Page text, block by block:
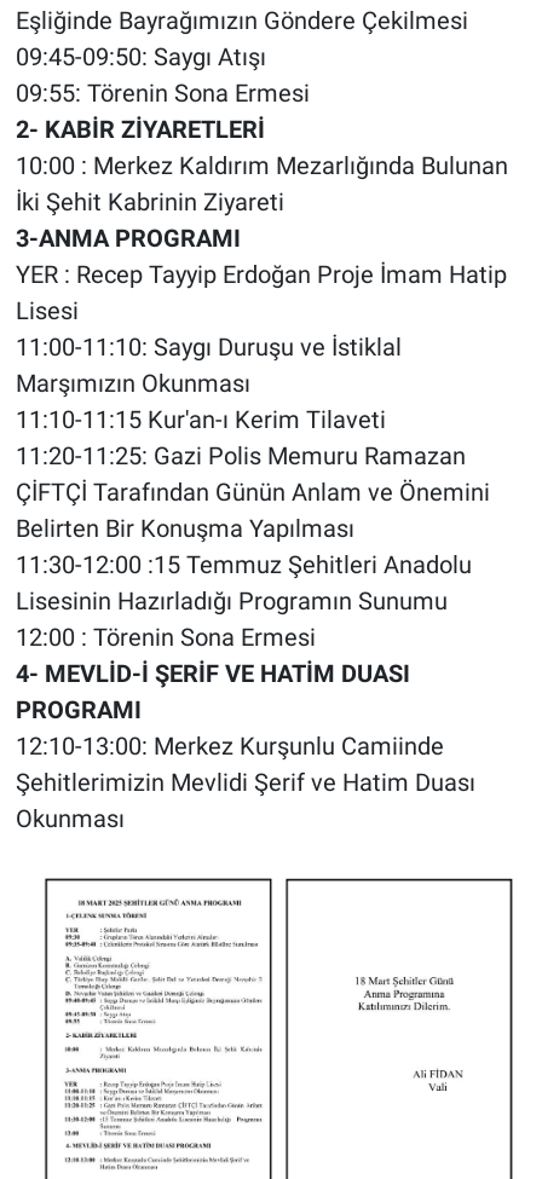
Eşliğinde Bayrağımızın Göndere Çekilmesi
09:45-09:50: Saygı Atışı
09:55: Törenin Sona Ermesi
2- KABİR ZİYARETLERİ
10:00 : Merkez Kaldırım Mezarlığında Bulunan
İki Şehit Kabrinin Ziyareti
3-ANMA PROGRAMI
YER : Recep Tayyip Erdoğan Proje İmam Hatip
Lisesi
11:00-11:10: Saygı Duruşu ve İstiklal
Marşımızın Okunması
11:10-11:15 Kur'an-ı Kerim Tilaveti
11:20-11:25: Gazi Polis Memuru Ramazan
ÇİFTÇİ Tarafından Günün Anlam ve Önemini
Belirten Bir Konuşma Yapılması
11:30-12:00 :15 Temmuz Şehitleri Anadolu
Lisesinin Hazırladığı Programın Sunumu
12:00 : Törenin Sona Ermesi
4- MEVLİD-İ ŞERİF VE HATİM DUASI
PROGRAMI
12:10-13:00: Merkez Kurşunlu Camiinde
Şehitlerimizin Mevlidi Şerif ve Hatim Duası
Okunması